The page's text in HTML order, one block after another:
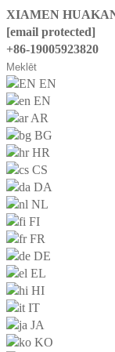
XIAMEN
[email protected]
+86-19005923820
EN
EN
AR
BG
HR
CS
DA
NL
FI
FR
DE
EL
HI
IT
JA
KO